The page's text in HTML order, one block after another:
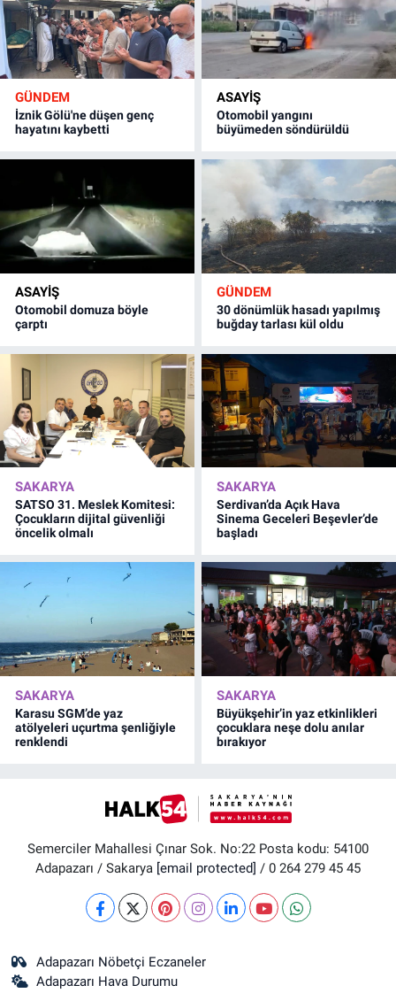
GÜNDEM
İznik Gölü'ne düşen genç
hayatını kaybetti
ASAYİŞ
Otomobil yangını
büyümeden söndürüldü
ASAYİŞ
Otomobil domuza böyle
çarptı
GÜNDEM
30 dönümlük hasadı yapılmış
buğday tarlası kül oldu
SAKARYA
SATSO 31. Meslek Komitesi:
Çocukların dijital güvenliği
öncelik olmalı
SAKARYA
Serdivan’da Açık Hava
Sinema Geceleri Beşevler’de
başladı
SAKARYA
Karasu SGM’de yaz
atölyeleri uçurtma şenliğiyle
renklendi
SAKARYA
Büyükşehir’in yaz etkinlikleri
çocuklara neşe dolu anılar
bırakıyor
Semerciler Mahallesi Çınar Sok. No:22 Posta kodu: 54100
Adapazarı / Sakarya [email protected] / 0 264 279 45 45
Adapazarı Nöbetçi Eczaneler
Adapazarı Hava Durumu